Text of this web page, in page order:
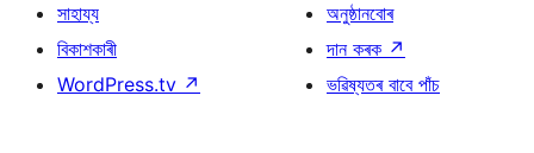
সাহায্য
বিকাশকাৰী
WordPress.tv ↗
অনুষ্ঠানবোৰ
দান কৰক ↗
ভৱিষ্যতৰ বাবে পাঁচ